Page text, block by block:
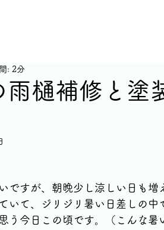
雨樋補修と塗
: 2分
ですが、朝晩少し涼しい日も増
いて、ジリジリ暑い日差しの中
う今日この頃です。（こんな暑